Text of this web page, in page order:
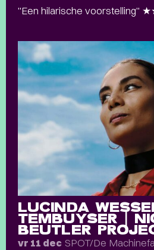
"Een hilarische voorstelling"
LUCINDA
TEMBUYSER |
BEUTLER
vr 11 dec SPOT/De